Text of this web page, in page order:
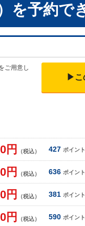
を予約で
ご用意し
▶こ
円 （税込） 427 ポイント
円 （税込） 636 ポイント
円 （税込） 381 ポイント
円 （税込） 590 ポイント